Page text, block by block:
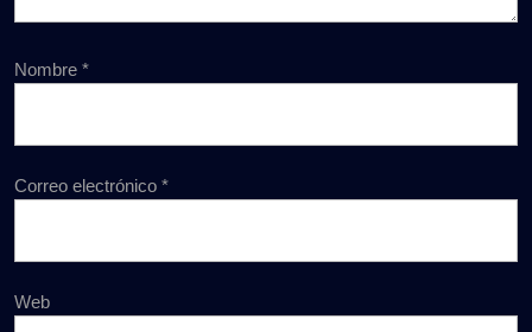
Nombre *
Correo electrónico *
Web